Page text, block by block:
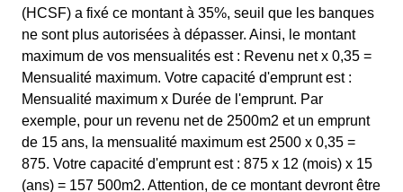
(HCSF) a fixé ce montant à 35%, seuil que les banques
ne sont plus autorisées à dépasser. Ainsi, le montant
maximum de vos mensualités est : Revenu net x 0,35 =
Mensualité maximum. Votre capacité d'emprunt est :
Mensualité maximum x Durée de l'emprunt. Par
exemple, pour un revenu net de 2500m2 et un emprunt
de 15 ans, la mensualité maximum est 2500 x 0,35 =
875. Votre capacité d'emprunt est : 875 x 12 (mois) x 15
(ans) = 157 500m2. Attention, de ce montant devront être